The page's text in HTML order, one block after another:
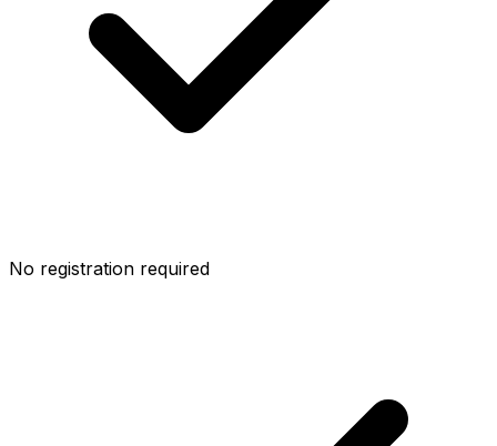
No registration required